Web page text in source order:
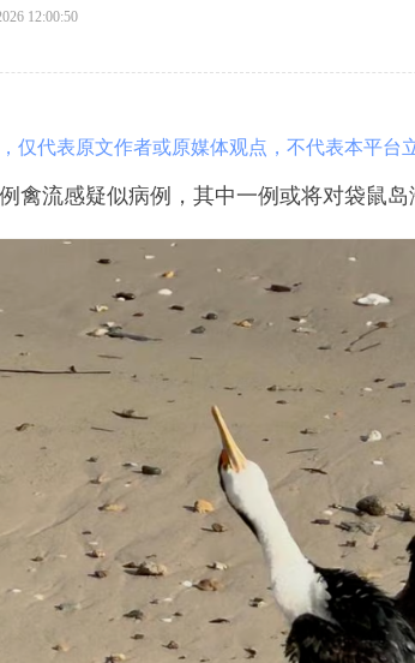
12:00:50
仅代表原文作者或原媒体观点，不代表本平台
禽流感疑似病例，其中一例或将对袋鼠岛